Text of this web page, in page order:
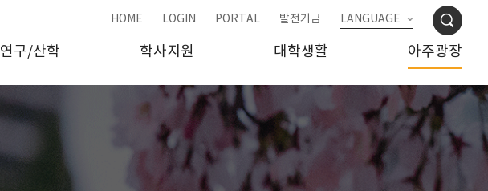
HOME LOGIN PORTAL 발전기금 LANGUAGE
연구/산학 학사지원 대학생활 아주광장